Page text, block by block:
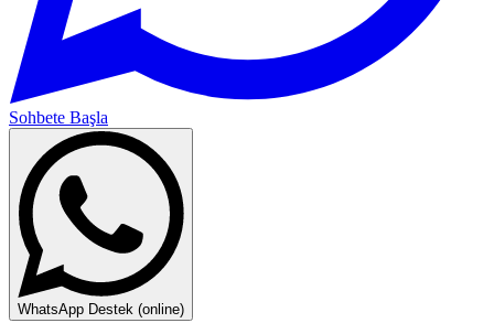
Sohbete Başla
WhatsApp Destek (online)